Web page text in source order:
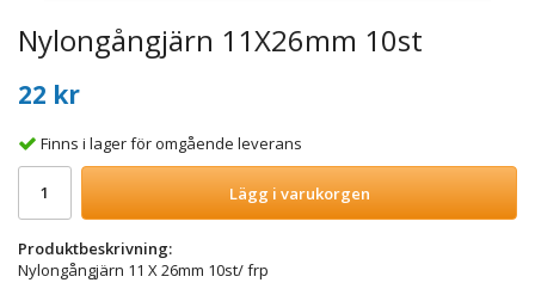
Nylongångjärn 11X26mm 10st
22 kr
Finns i lager för omgående leverans
Lägg i varukorgen
Produktbeskrivning:
Nylongångjärn 11 X 26mm 10st/ frp